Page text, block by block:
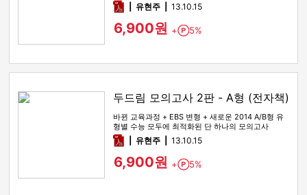
pdf유현주 13.10.15
6,900원 + Point
5%
두드림 모의고사 2판 - A형 (전자책)
바뀐 교육과정 + EBS 변형 + 새로운 2014 A/B형 유
형별 수능 모두에 최적화된 단 하나의 모의고사
pdf유현주 13.10.15
6,900원 + Point
5%